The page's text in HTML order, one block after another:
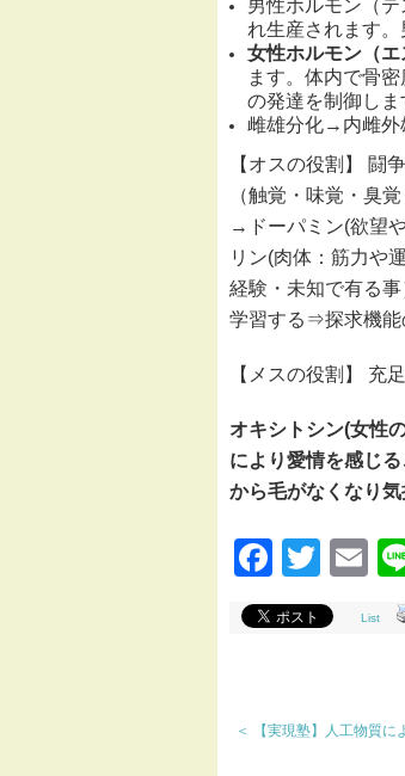
男性ホルモン（
れ生産されます。
女性ホルモン（エ
ます。体内で骨
の発達を制御しま
雌雄分化→内雌外
【オスの役割】
（触覚・味覚・臭
→ドーパミン(欲望
リン(肉体：筋力や
経験・未知で有る
学習する⇒探求機能
【メスの役割】
オキシトシン(女性
により愛情を感じ
から毛がなくなり
List
＜ 【実現塾】人工物質